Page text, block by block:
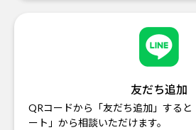
友だち追加
QRコードから「友だち追加」すると
ート」から相談いただけます。